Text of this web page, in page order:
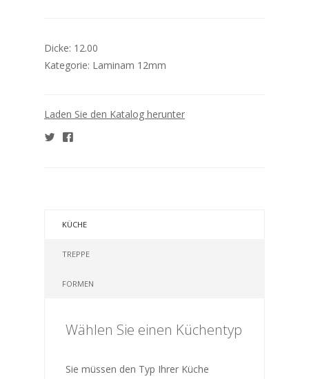
Dicke: 12.00
Kategorie: Laminam 12mm
Laden Sie den Katalog herunter
KÜCHE
TREPPE
FORMEN
Wählen Sie einen Küchentyp
Sie müssen den Typ Ihrer Küche